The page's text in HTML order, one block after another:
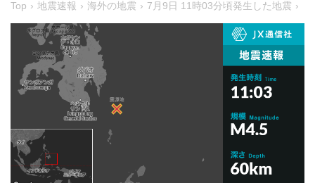
Top 地震速報 海外の地震 7月9日 11時03分頃発生した地震